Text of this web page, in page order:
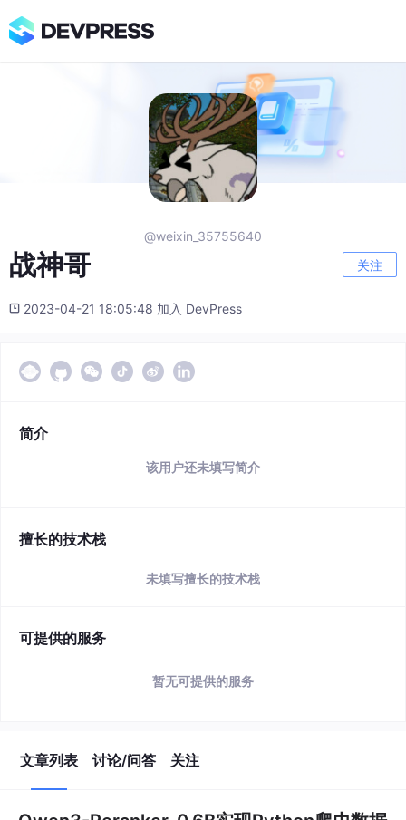
@weixin_35755640
战神哥 关注
2023-04-21 18:05:48 加入 DevPress
简介
该用户还未填写简介
擅长的技术栈
未填写擅长的技术栈
可提供的服务
暂无可提供的服务
文章列表 讨论/问答 关注